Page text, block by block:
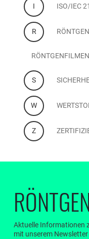
I ISO/IEC
R
S
W
Z
Aktuelle Informationen
mit unserem